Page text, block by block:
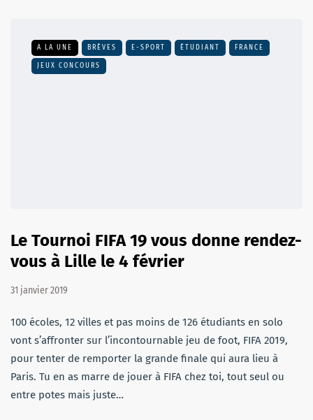
A LA UNE BRÈVES E-SPORT ÉTUDIANT FRANCE
JEUX CONCOURS
Le Tournoi FIFA 19 vous donne rendez-
vous à Lille le 4 février
31 janvier 2019
100 écoles, 12 villes et pas moins de 126 étudiants en solo
vont s’affronter sur l’incontournable jeu de foot, FIFA 2019,
pour tenter de remporter la grande finale qui aura lieu à
Paris. Tu en as marre de jouer à FIFA chez toi, tout seul ou
entre potes mais juste…